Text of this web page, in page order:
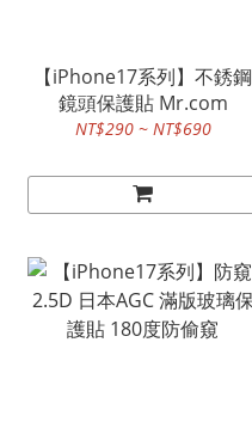
【iPhone17系列】不銹鋼
鏡頭保護貼 Mr.com
NT$290 ~ NT$690